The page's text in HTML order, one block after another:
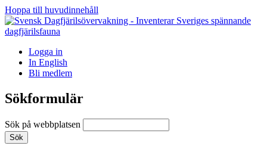
Hoppa till huvudinnehåll
Logga in
In English
Bli medlem
Sökformulär
Sök på webbplatsen